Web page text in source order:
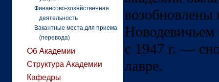
Финансово-хозяйственная
деятельность
Вакантные места для приема
(перевода)
Об Академии
Структура Академии
Кафедры
возобновлены
с 1947 г. —
лавре.